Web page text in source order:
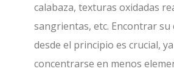
calabaza, texturas oxidadas
sangrientas, etc. Encontrar su
desde el principio es crucial,
concentrarse en menos